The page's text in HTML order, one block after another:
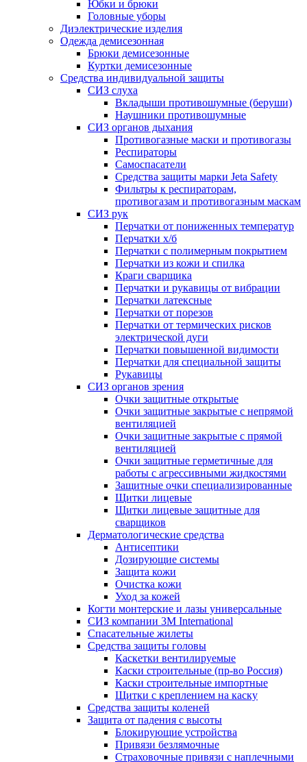
Юбки и брюки
Головные уборы
Диэлектрические изделия
Одежда демисезонная
Брюки демисезонные
Куртки демисезонные
Средства индивидуальной защиты
СИЗ слуха
Вкладыши противошумные (беруши)
Наушники противошумные
СИЗ органов дыхания
Противогазные маски и противогазы
Респираторы
Самоспасатели
Средства защиты марки Jeta Safety
Фильтры к респираторам,
противогазам и противогазным маскам
СИЗ рук
Перчатки от пониженных температур
Перчатки х/б
Перчатки с полимерным покрытием
Перчатки из кожи и спилка
Краги сварщика
Перчатки и рукавицы от вибрации
Перчатки латексные
Перчатки от порезов
Перчатки от термических рисков
электрической дуги
Перчатки повышенной видимости
Перчатки для специальной защиты
Рукавицы
СИЗ органов зрения
Очки защитные открытые
Очки защитные закрытые с непрямой
вентиляцией
Очки защитные закрытые с прямой
вентиляцией
Очки защитные герметичные для
работы с агрессивными жидкостями
Защитные очки специализированные
Щитки лицевые
Щитки лицевые защитные для
сварщиков
Дерматологические средства
Антисептики
Дозирующие системы
Защита кожи
Очистка кожи
Уход за кожей
Когти монтерские и лазы универсальные
СИЗ компании 3М International
Спасательные жилеты
Средства защиты головы
Каскетки вентилируемые
Каски строительные (пр-во Россия)
Каски строительные импортные
Щитки с креплением на каску
Средства защиты коленей
Защита от падения с высоты
Блокирующие устройства
Привязи безлямочные
Страховочные привязи с наплечными